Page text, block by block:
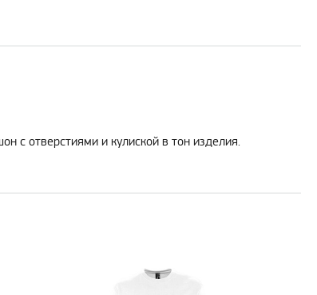
с отверстиями и кулиской в тон изделия.